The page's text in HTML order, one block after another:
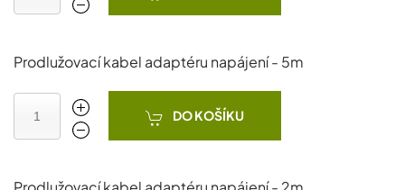
Prodlužovací kabel adaptéru napájení - 5m
DO KOŠÍKU